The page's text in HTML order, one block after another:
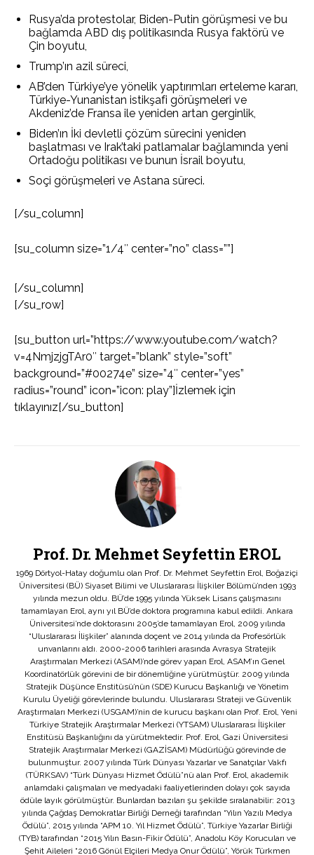
Rusya’da protestolar, Biden-Putin görüşmesi ve bu
bağlamda ABD dış politikasında Rusya faktörü ve
Çin boyutu,
Trump’ın azil süreci,
AB’den Türkiye’ye yönelik yaptırımları erteleme kararı,
Türkiye-Yunanistan istikşafi görüşmeleri ve
Akdeniz’de Fransa ile yeniden artan gerginlik,
Biden’ın İki devletli çözüm sürecini yeniden
başlatması ve Irak’taki patlamalar bağlamında yeni
Ortadoğu politikası ve bunun İsrail boyutu,
Soçi görüşmeleri ve Astana süreci.
[/su_column]
[su_column size=”1/4″ center=”no” class=””]
[/su_column]
[/su_row]
[su_button url=”https://www.youtube.com/watch?
v=4NmjzjgTAr0″ target=”blank” style=”soft”
background=”#00274e” size=”4″ center=”yes”
radius=”round” icon=”icon: play”]İzlemek için
tıklayınız[/su_button]
Prof. Dr. Mehmet Seyfettin EROL
1969 Dörtyol-Hatay doğumlu olan Prof. Dr. Mehmet Seyfettin Erol, Boğaziçi
Üniversitesi (BÜ) Siyaset Bilimi ve Uluslararası İlişkiler Bölümü’nden 1993
yılında mezun oldu. BÜ’de 1995 yılında Yüksek Lisans çalışmasını
tamamlayan Erol, aynı yıl BÜ’de doktora programına kabul edildi. Ankara
Üniversitesi’nde doktorasını 2005’de tamamlayan Erol, 2009 yılında
“Uluslararası İlişkiler” alanında doçent ve 2014 yılında da Profesörlük
unvanlarını aldı. 2000-2006 tarihleri arasında Avrasya Stratejik
Araştırmaları Merkezi (ASAM)’nde görev yapan Erol, ASAM’ın Genel
Koordinatörlük görevini de bir dönemliğine yürütmüştür. 2009 yılında
Stratejik Düşünce Enstitüsü’nün (SDE) Kurucu Başkanlığı ve Yönetim
Kurulu Üyeliği görevlerinde bulundu. Uluslararası Strateji ve Güvenlik
Araştırmaları Merkezi (USGAM)’nin de kurucu başkanı olan Prof. Erol, Yeni
Türkiye Stratejik Araştırmalar Merkezi (YTSAM) Uluslararası İlişkiler
Enstitüsü Başkanlığını da yürütmektedir. Prof. Erol, Gazi Üniversitesi
Stratejik Araştırmalar Merkezi (GAZİSAM) Müdürlüğü görevinde de
bulunmuştur. 2007 yılında Türk Dünyası Yazarlar ve Sanatçılar Vakfı
(TÜRKSAV) “Türk Dünyası Hizmet Ödülü”nü alan Prof. Erol, akademik
anlamdaki çalışmaları ve medyadaki faaliyetlerinden dolayı çok sayıda
ödüle layık görülmüştür. Bunlardan bazıları şu şekilde sıralanabilir: 2013
yılında Çağdaş Demokratlar Birliği Derneği tarafından “Yılın Yazılı Medya
Ödülü”, 2015 yılında “APM 10. Yıl Hizmet Ödülü”, Türkiye Yazarlar Birliği
(TYB) tarafından “2015 Yılın Basın-Fikir Ödülü”, Anadolu Köy Korucuları ve
Şehit Aileleri “2016 Gönül Elçileri Medya Onur Ödülü”, Yörük Türkmen